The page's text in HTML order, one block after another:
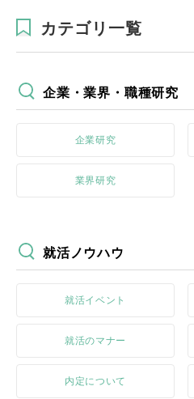
カテゴリ一覧
企業・業界・職種研究
企業研究
業界研究
就活ノウハウ
就活イベント
就活のマナー
内定について